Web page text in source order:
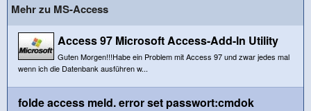
Mehr zu MS-Access
Access 97 Microsoft Access-Add-In Utility
Guten Morgen!!!Habe ein Problem mit Access 97 und zwar jedes mal
wenn ich die Datenbank ausführen w...
folde access meld. error set passwort:cmdok